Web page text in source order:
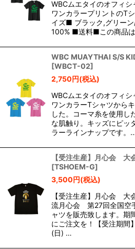
WBCムエタイのオフィ
ワンカラープリントのT
イズ■ ブラック,グリー
100% ■送料■この商品
WBC MUAYTHAI S/S
[WBCT-02]
2,750円(税込)
WBCムエタイのオフィ
ワンカラーTシャツから
した。コーマ糸を使用し
な肌触り。キッズにピッ
ラーラインナップです。
【受注生産】月心会 大
[TSHOEM-G]
3,500円(税込)
【受注生産】月心会 大
流月心会 第27回全国空
ャツを販売致します。期
にご注文を！【受注期間
(日) …